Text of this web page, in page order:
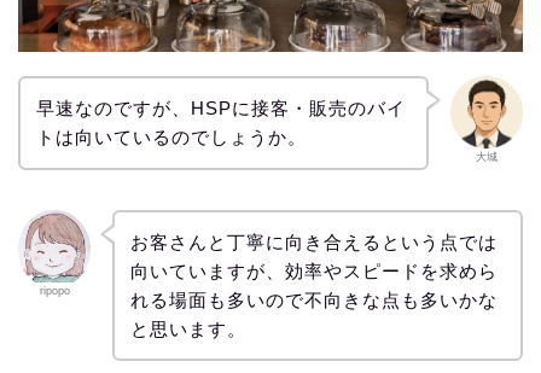
大城
早速なのですが、HSPに接客・販売のバイ
トは向いているのでしょうか。
ripopo
お客さんと丁寧に向き合えるという点では
向いていますが、効率やスピードを求めら
れる場面も多いので不向きな点も多いかな
と思います。